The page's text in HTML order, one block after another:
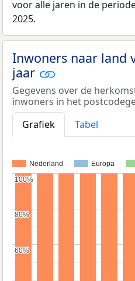
voor alle jaren in de
2025.
Inwoners naar land
jaar
Gegevens over de
inwoners in het
Grafiek
Tabel
Nederland Europa
60%
60%
80%
80%
100%
100%